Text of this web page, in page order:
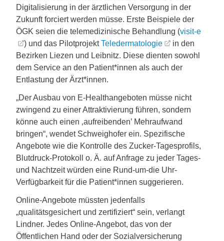
Digitalisierung in der ärztlichen Versorgung in der
Zukunft forciert werden müsse. Erste Beispiele der
ÖGK seien die telemedizinische Behandlung (visit-e
) und das PilotprojektTeledermatologie
in den
Bezirken Liezen und Leibnitz. Diese dienten sowohl
dem Service an den Patient*innen als auch der
Entlastung der Ärzt*innen.
„Der Ausbau von E-Healthangeboten müsse nicht
zwingend zu einer Attraktivierung führen, sondern
könne auch einen ‚aufreibenden’ Mehraufwand
bringen“, wendet Schweighofer ein. Spezifische
Angebote wie die Kontrolle des Zucker-Tagesprofils,
Blutdruck-Protokoll o. Ä. auf Anfrage zu jeder Tages-
und Nachtzeit würden eine Rund-um-die Uhr-
Verfügbarkeit für die Patient*innen suggerieren.
Online-Angebote müssten jedenfalls
„qualitätsgesichert und zertifiziert“ sein, verlangt
Lindner. Jedes Online-Angebot, das von der
Öffentlichen Hand oder der Sozialversicherung